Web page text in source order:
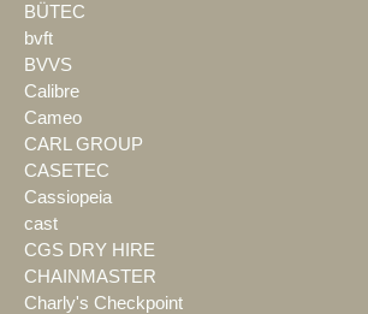
BÜTEC
bvft
BVVS
Calibre
Cameo
CARL GROUP
CASETEC
Cassiopeia
cast
CGS DRY HIRE
CHAINMASTER
Charly's Checkpoint